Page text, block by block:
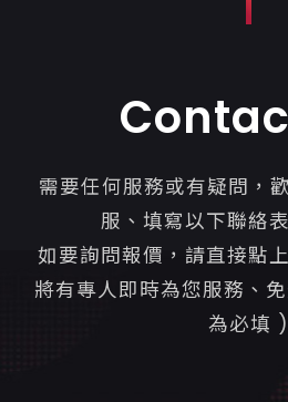
需要任何服務或有疑問，
服、填寫以下聯絡
如要詢問報價，請直接點
將有專人即時為您服務、
為必填 )